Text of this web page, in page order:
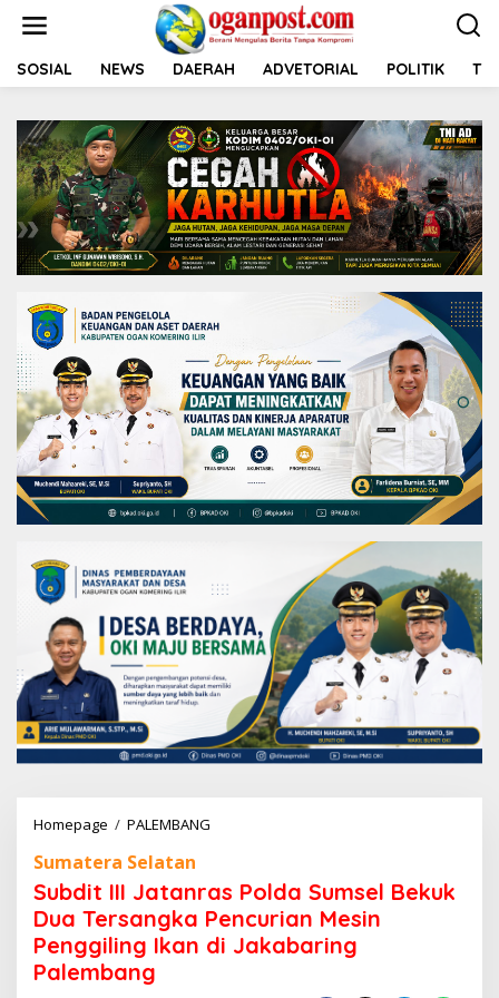
t
SOSIAL NEWS DAERAH ADVETORIAL POLITIK
Homepage / PALEMBANG
d
i
t
I
Sumatera Selatan
Subdit III Jatanras Polda Sumsel Bekuk
Dua Tersangka Pencurian Mesin
Penggiling Ikan di Jakabaring
Palembang